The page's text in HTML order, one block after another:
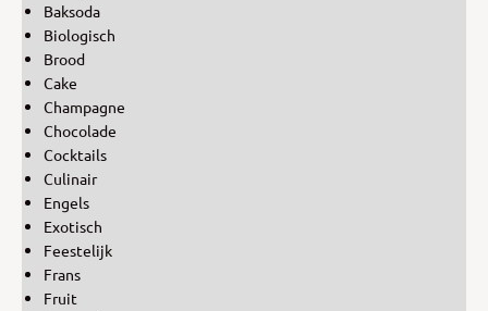
Baksoda
Biologisch
Brood
Cake
Champagne
Chocolade
Cocktails
Culinair
Engels
Exotisch
Feestelijk
Frans
Fruit